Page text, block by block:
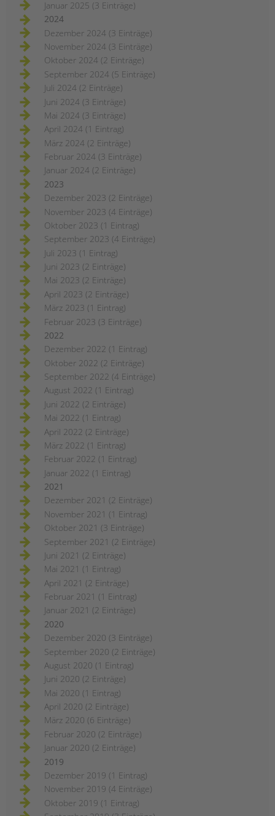
Januar 2025 (3 Einträge)
2024
Dezember 2024 (3 Einträge)
November 2024 (3 Einträge)
Oktober 2024 (2 Einträge)
September 2024 (5 Einträge)
Juli 2024 (2 Einträge)
Juni 2024 (3 Einträge)
Mai 2024 (3 Einträge)
April 2024 (1 Eintrag)
März 2024 (2 Einträge)
Februar 2024 (3 Einträge)
Januar 2024 (2 Einträge)
2023
Dezember 2023 (2 Einträge)
November 2023 (4 Einträge)
Oktober 2023 (1 Eintrag)
September 2023 (4 Einträge)
Juli 2023 (1 Eintrag)
Juni 2023 (2 Einträge)
Mai 2023 (2 Einträge)
April 2023 (2 Einträge)
März 2023 (1 Eintrag)
Februar 2023 (3 Einträge)
2022
Dezember 2022 (1 Eintrag)
Oktober 2022 (2 Einträge)
September 2022 (4 Einträge)
August 2022 (1 Eintrag)
Juni 2022 (2 Einträge)
Mai 2022 (1 Eintrag)
April 2022 (2 Einträge)
März 2022 (1 Eintrag)
Februar 2022 (1 Eintrag)
Januar 2022 (1 Eintrag)
2021
Dezember 2021 (2 Einträge)
November 2021 (1 Eintrag)
Oktober 2021 (3 Einträge)
September 2021 (2 Einträge)
Juni 2021 (2 Einträge)
Mai 2021 (1 Eintrag)
April 2021 (2 Einträge)
Februar 2021 (1 Eintrag)
Januar 2021 (2 Einträge)
2020
Dezember 2020 (3 Einträge)
September 2020 (2 Einträge)
August 2020 (1 Eintrag)
Juni 2020 (2 Einträge)
Mai 2020 (1 Eintrag)
April 2020 (2 Einträge)
März 2020 (6 Einträge)
Februar 2020 (2 Einträge)
Januar 2020 (2 Einträge)
2019
Dezember 2019 (1 Eintrag)
November 2019 (4 Einträge)
Oktober 2019 (1 Eintrag)